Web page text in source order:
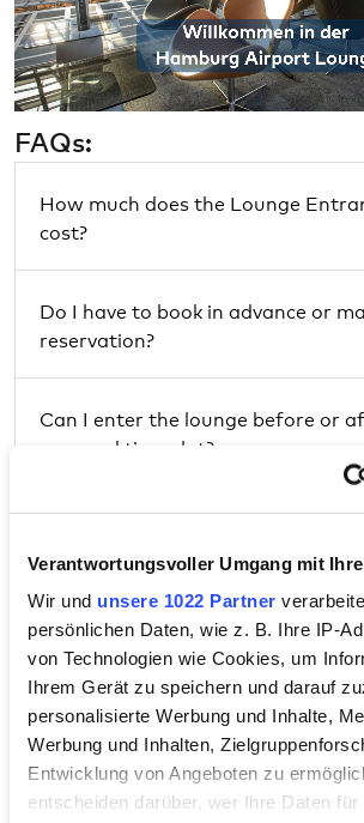
Verantwortungsvoller Umgang mit
Wir und unsere 1022 Partner
persönlichen Daten, wie z. B. Ihre IP-
von Technologien wie Cookies, um
Ihrem Gerät zu speichern und darauf
personalisierte Werbung und Inhalte,
Werbung und Inhalten,
Entwicklung von Angeboten zu
entscheiden darüber, wer Ihre Daten
Video
FAQs:
How much does the Lounge
cost?
Do I have to book in advance or
reservation?
Can I enter the lounge before or
reserved time slot?
reservation?
Can I buy and give gift
lounge?
If I buy a gift certificate for
do I have to provide my name or
recipient's name?